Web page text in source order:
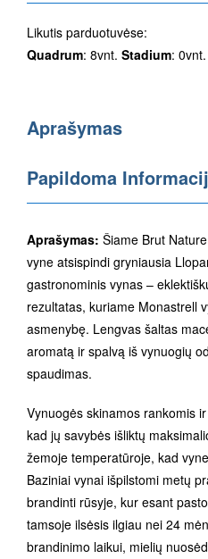
Likutis parduotuvėse:
Quadrum: 8vnt. Stadium: 0vnt.
Aprašymas
Papildoma
Aprašymas: Šiame Brut
vyne atsispindi gryniausia
gastronominis vynas –
rezultatas, kuriame Monastrell
asmenybę. Lengvas šaltas
aromatą ir spalvą iš vynuogių
spaudimas.
Vynuogės skinamos rankomis
kad jų savybės išliktų
žemoje temperatūroje, kad
Baziniai vynai išpilstomi metų
brandinti rūsyje, kur esant
tamsoje ilsėsis ilgiau nei 24
brandinimo laikui, mielių